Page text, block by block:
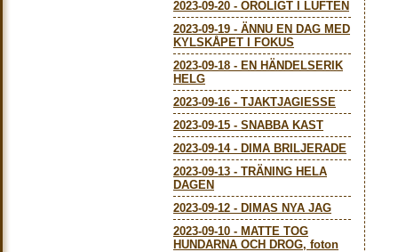
2023-09-20 - OROLIGT I LUFTEN
2023-09-19 - ÄNNU EN DAG MED
KYLSKÅPET I FOKUS
2023-09-18 - EN HÄNDELSERIK
HELG
2023-09-16 - TJAKTJAGIESSE
2023-09-15 - SNABBA KAST
2023-09-14- DIMA BRILJERADE
2023-09-13 - TRÄNING HELA
DAGEN
2023-09-12 - DIMAS NYA JAG
2023-09-10 - MATTE TOG
HUNDARNA OCH DROG, foton